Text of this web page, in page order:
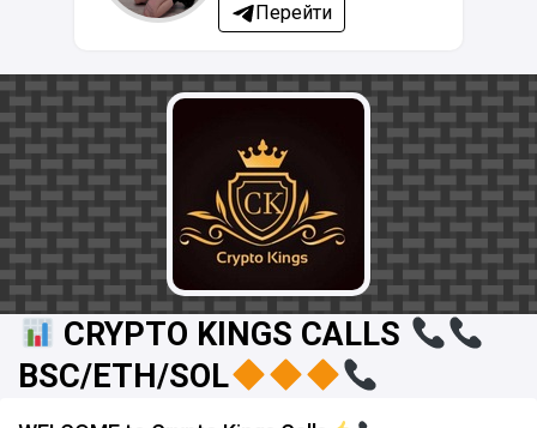
Перейти
CRYPTO KINGS CALLS
BSC/ETH/SOL